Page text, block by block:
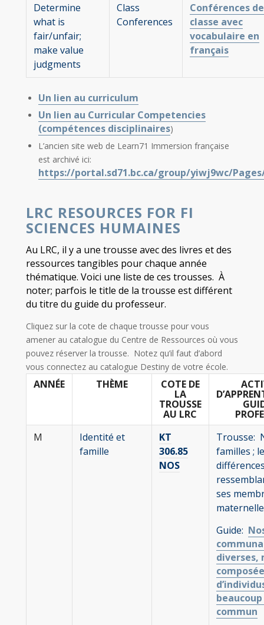
Determine
what is
fair/unfair;
make value
judgments
Class
Conferences
Conférences de
classe avec
vocabulaire en
français
Un lien au curriculum
Un lien au Curricular Competencies
(compétences disciplinaires)
L’ancien site web de Learn71 Immersion française
est archivé ici:
https://portal.sd71.bc.ca/group/yiwj9wc/
LRC RESOURCES FOR FI
SCIENCES HUMAINES
Au LRC, il y a une trousse avec des livres et des
ressources tangibles pour chaque année
thématique. Voici une liste de ces trousses. À
noter; parfois le title de la trousse est différent
du titre du guide du professeur.
Cliquez sur la cote de chaque trousse pour vous
amener au catalogue du Centre de Ressources où vous
pouvez réserver la trousse. Notez qu’il faut d’abord
vous connectez au catalogue Destiny de votre école.
ANNÉE THÈME COTE DE
LA
TROUSSE
AU LRC
M
Identité et
famille
KT
306.85
NOS
Trousse:
familles ;
ses
maternelle
Guide:
diverses,
commun